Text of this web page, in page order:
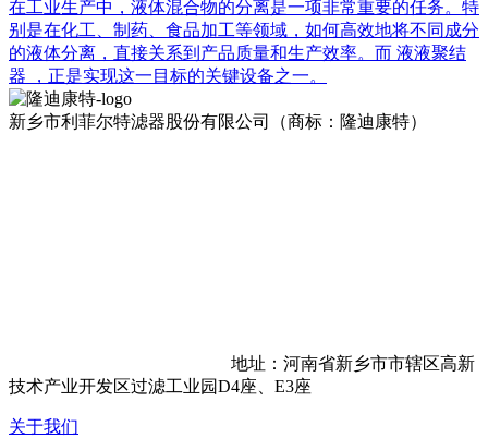
在工业生产中，液体混合物的分离是一项非常重要的任务。特
别是在化工、制药、食品加工等领域，如何高效地将不同成分
的液体分离，直接关系到产品质量和生产效率。而 液液聚结
器 ，正是实现这一目标的关键设备之一。
新乡市利菲尔特滤器股份有限公司（商标：隆迪康特）
地址：河南省新乡市市辖区高新
技术产业开发区过滤工业园D4座、E3座
关于我们